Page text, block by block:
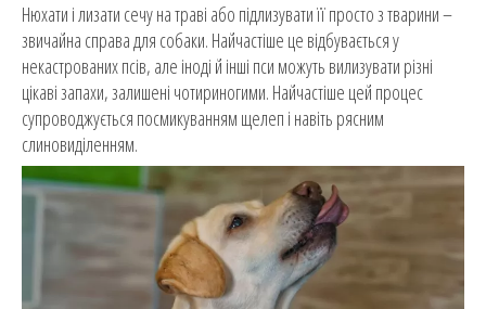
Нюхати і лизати сечу на траві або підлизувати її просто з тварини –
звичайна справа для собаки. Найчастіше це відбувається у
некастрованих псів, але іноді й інші пси можуть вилизувати різні
цікаві запахи, залишені чотириногими. Найчастіше цей процес
супроводжується посмикуванням щелеп і навіть рясним
слиновиділенням.